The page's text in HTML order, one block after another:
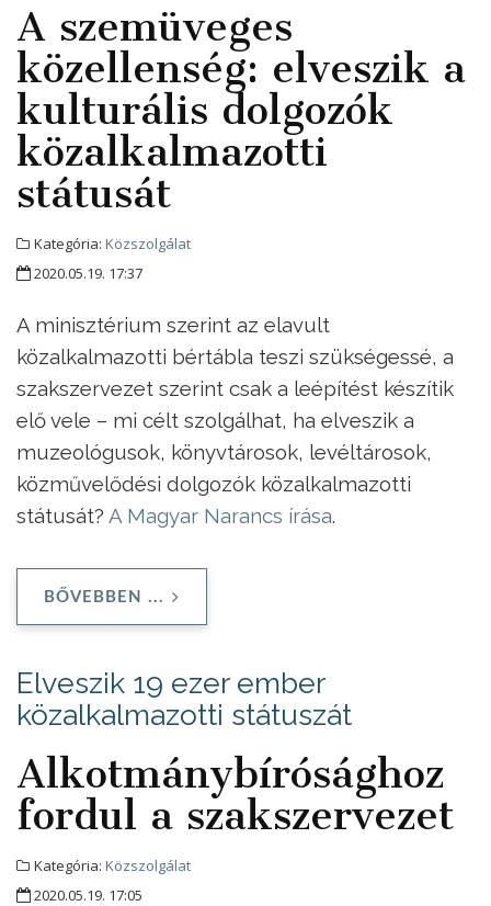
A szemüveges
közellenség: elveszik a
kulturális dolgozók
közalkalmazotti
státusát
Kategória: Közszolgálat
2020.05.19. 17:37
A minisztérium szerint az elavult
közalkalmazotti bértábla teszi szükségessé, a
szakszervezet szerint csak a leépítést készítik
elő vele – mi célt szolgálhat, ha elveszik a
muzeológusok, könyvtárosok, levéltárosok,
közművelődési dolgozók közalkalmazotti
státusát? A Magyar Narancs írása.
BŐVEBBEN ...
Elveszik 19 ezer ember
közalkalmazotti státuszát
Alkotmánybírósághoz
fordul a szakszervezet
Kategória: Közszolgálat
2020.05.19. 17:05